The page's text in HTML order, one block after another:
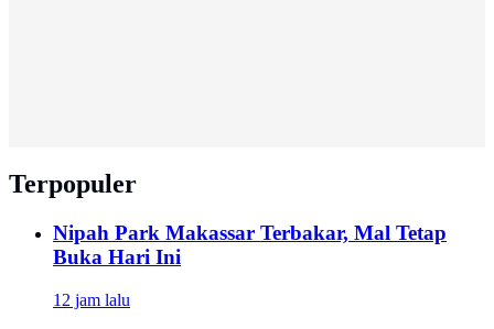
Terpopuler
Nipah Park Makassar Terbakar, Mal Tetap
Buka Hari Ini
12 jam lalu